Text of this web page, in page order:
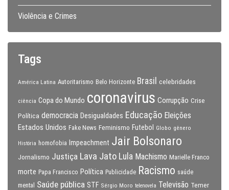
Violência e Crimes
Tags
América Latina Autoritarismo Belo Horizonte Brasil celebridades
ciência Copa do Mundo coronavirus Corrupção Crise
Política democracia Desigualdades Educação Eleições
Estados Unidos Fake News Feminismo Futebol Globo gênero
História homofobia Impeachment Jair Bolsonaro
Jornalismo Justiça Lava Jato Lula Machismo Marielle Franco
morte Papa Francisco Política Publicidade Racismo saúde
mental
Saúde pública STF Sérgio Moro telenovela Televisão Temer